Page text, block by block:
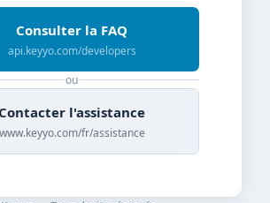
Consulter la FAQ
api.keyyo.com/developers
ou
Contacter l'assistance
www.keyyo.com/fr/assistance